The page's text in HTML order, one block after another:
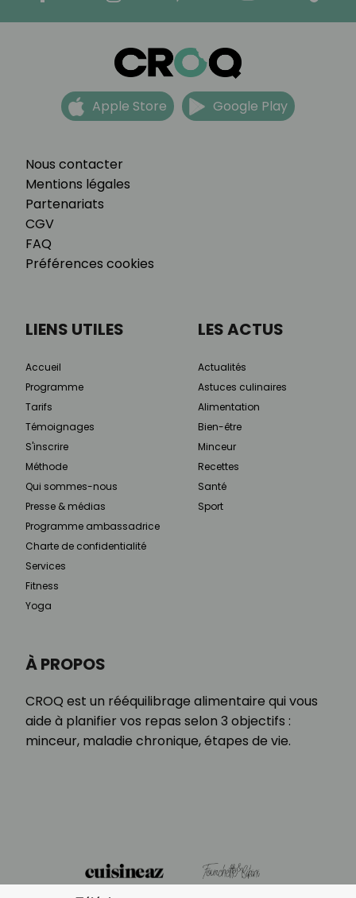
Nous contacter
Mentions légales
Partenariats
CGV
FAQ
Préférences cookies
Apple Store Google Play
À PROPOS
CROQ est un rééquilibrage alimentaire qui vous
aide à planifier vos repas selon 3 objectifs :
minceur, maladie chronique, étapes de vie.
LIENS UTILES
Accueil
Programme
Tarifs
Témoignages
S'inscrire
Méthode
Qui sommes-nous
Presse & médias
Programme ambassadrice
Charte de confidentialité
Services
Fitness
Yoga
LES ACTUS
Actualités
Astuces culinaires
Alimentation
Bien-être
Minceur
Recettes
Santé
Sport